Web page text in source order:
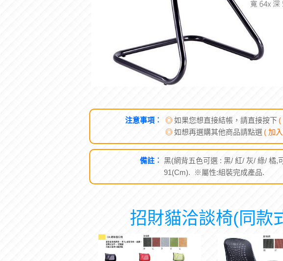
注意事項︰ ◎如果您想直接結帳，請直接按下 (
◎如想再選購其他商品請點選 ( 加
備註︰ 黑(網背五色可選 : 黑/ 紅/ 灰/ 綠/ 橘
91(Cm). ※屬性:組裝完成產品.
招財貓洽談椅(同款